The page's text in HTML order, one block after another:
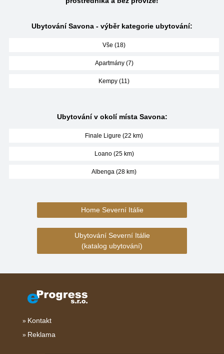
Ubytování Savona - výběr kategorie ubytování:
Vše (18)
Apartmány (7)
Kempy (11)
Ubytování v okolí místa Savona:
Finale Ligure (22 km)
Loano (25 km)
Albenga (28 km)
Home Severní Itálie
Ubytování Severní Itálie
(katalog ubytování)
Kontakt
Reklama